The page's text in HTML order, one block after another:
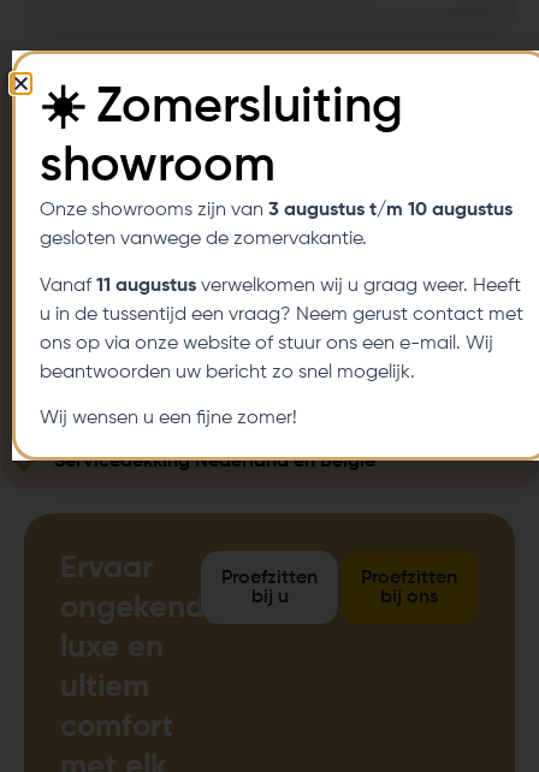
Persoonlijk advies op maat
Tot wel 5 jaar garantie
Thuisproefzitservice
Diverse aanpassingsmogelijkheden
Klantgerichte service
Laagste prijsgarantie
Servicedekking Nederland en Belgie
Ervaar
ongekende
luxe en
ultiem
comfort
Proefzitten
bij u
Proefzitten
bij ons
☀️ Zomersluiting
showroom
Onze showrooms zijn van 3 augustus t/m 10 augustus
gesloten vanwege de zomervakantie.
Vanaf11 augustus verwelkomen wij u graag weer. Heeft
u in de tussentijd een vraag? Neem gerust contact met
ons op via onze website of stuur ons een e-mail. Wij
beantwoorden uw bericht zo snel mogelijk.
Wij wensen u een fijne zomer!